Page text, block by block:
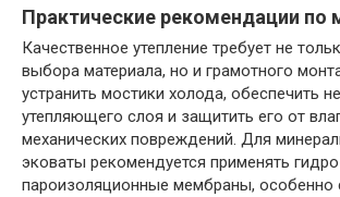
Практические рекомендации по
Качественное утепление требует не
выбора материала, но и грамотного
устранить мостики холода, обеспечить
утепляющего слоя и защитить его от
механических повреждений. Для
эковаты рекомендуется применять
пароизоляционные мембраны, особенно